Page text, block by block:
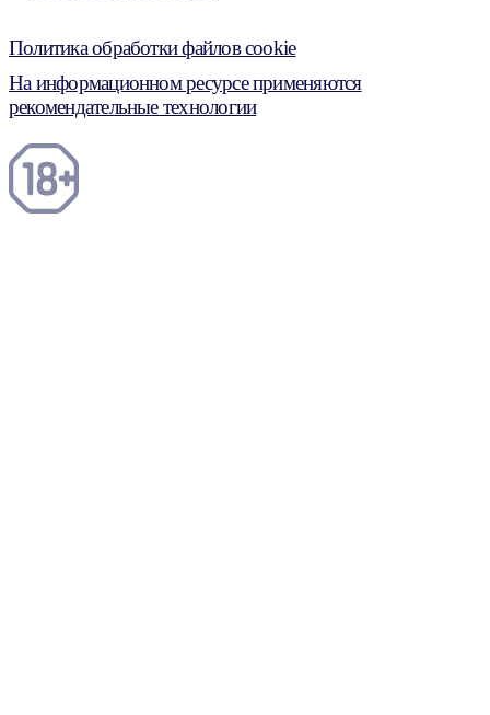
Политика обработки файлов cookie
На информационном ресурсе применяются
рекомендательные технологии